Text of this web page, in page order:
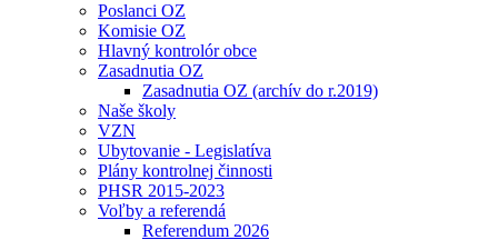
Poslanci OZ
Komisie OZ
Hlavný kontrolór obce
Zasadnutia OZ
Zasadnutia OZ (archív do r.2019)
Naše školy
VZN
Ubytovanie - Legislatíva
Plány kontrolnej činnosti
PHSR 2015-2023
Voľby a referendá
Referendum 2026